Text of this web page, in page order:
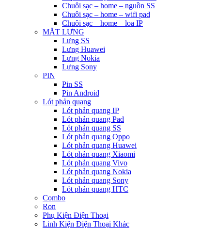
Chuôi sạc – home – nguồn SS
Chuôi sạc – home – wifi pad
Chuôi sạc – home – loa IP
MẶT LƯNG
Lưng SS
Lưng Huawei
Lưng Nokia
Lưng Sony
PIN
Pin SS
Pin Android
Lót phản quang
Lót phản quang IP
Lót phản quang Pad
Lót phản quang SS
Lót phản quang Oppo
Lót phản quang Huawei
Lót phản quang Xiaomi
Lót phản quang Vivo
Lót phản quang Nokia
Lót phản quang Sony
Lót phản quang HTC
Combo
Ron
Phụ Kiện Điện Thoại
Linh Kiện Điện Thoại Khác